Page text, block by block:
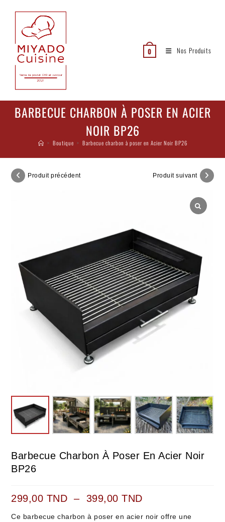
0 Nos Produits
BARBECUE CHARBON À POSER EN ACIER
NOIR BP26
> Boutique > Barbecue charbon à poser en Acier Noir BP26
Produit précédent Produit suivant
Barbecue Charbon À Poser En Acier Noir
BP26
299,00 TND – 399,00TND
Ce barbecue charbon à poser en acier noir offre une